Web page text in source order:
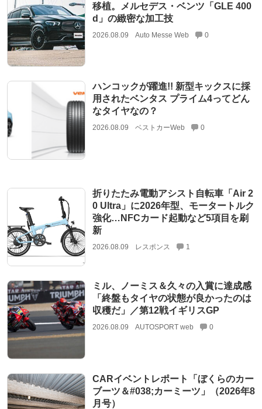
移植。メルセデス・ベンツ「GLE 400
d」の緻密な加工技
2026.08.09 Auto Messe Web 0
ハンコックが躍進!! 新型キックスに採
用されたベンタス プライム4ってどん
なタイヤなの？
2026.08.09 ベストカーWeb 0
折りたたみ電動アシスト自転車「Air 2
0 Ultra」に2026年型、モータートルク
強化…NFCカード起動など5項目を刷
新
2026.08.09 レスポンス 1
ミル、ノーミス＆久々の入賞に達成感
「終盤もタイヤの状態が良かったのは
収穫だ」／第12戦イギリスGP
2026.08.09 AUTOSPORT web 0
CARイベントレポート「ぼくらのカー
ブーツ＆#038;カーミーツ」（2026年8
月号）